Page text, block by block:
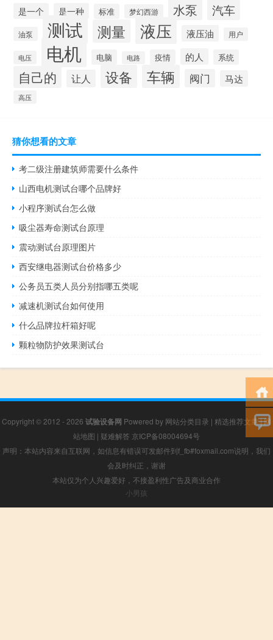
是一个 是一种 标准 梦幻西游 水泵 汽车
油泵 测试 测量 液压 液压油 用户
电压 电机 电脑 电路 疫情 的人 系统
自己的 让人 设备 车辆 阀门 马达
高压
猜你想看的文章
考二级注册建筑师需要什么条件
山西电机测试台哪个品牌好
小程序测试台怎么做
吸尘器寿命测试台原理
震动测试台原理图片
西安继电器测试台价格多少
公务员五类人员分别指哪五类呢
减速机测试台如何使用
什么品牌拉杆箱好呢
颗粒物防护效果测试台
Copyright © 2012 - 2026 试验设备网 Powered by 网站分类目录 | 精选推荐文章|网
站地图 | 疑难解答 京ICP备08004694号
声明：本站内容来自互联网，如信息有错误可发邮件到f_fb#foxmail.com说明，我们
会及时纠正，谢谢
本站仅为个人兴趣爱好，不接盈利性广告及商业合作
小男孩